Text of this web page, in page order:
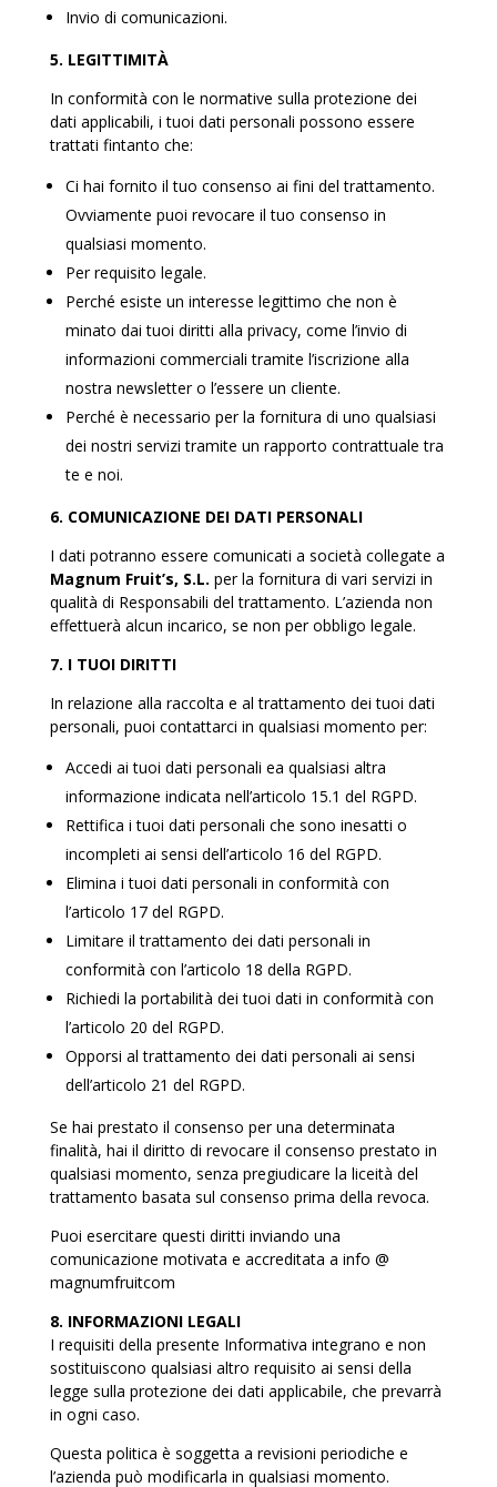
Invio di comunicazioni.
5. LEGITTIMITÀ
In conformità con le normative sulla protezione dei
dati applicabili, i tuoi dati personali possono essere
trattati fintanto che:
Ci hai fornito il tuo consenso ai fini del trattamento.
Ovviamente puoi revocare il tuo consenso in
qualsiasi momento.
Per requisito legale.
Perché esiste un interesse legittimo che non è
minato dai tuoi diritti alla privacy, come l’invio di
informazioni commerciali tramite l’iscrizione alla
nostra newsletter o l’essere un cliente.
Perché è necessario per la fornitura di uno qualsiasi
dei nostri servizi tramite un rapporto contrattuale tra
te e noi.
6. COMUNICAZIONE DEI DATI PERSONALI
I dati potranno essere comunicati a società collegate a
Magnum Fruit’s, S.L. per la fornitura di vari servizi in
qualità di Responsabili del trattamento. L’azienda non
effettuerà alcun incarico, se non per obbligo legale.
7. I TUOI DIRITTI
In relazione alla raccolta e al trattamento dei tuoi dati
personali, puoi contattarci in qualsiasi momento per:
Accedi ai tuoi dati personali ea qualsiasi altra
informazione indicata nell’articolo 15.1 del RGPD.
Rettifica i tuoi dati personali che sono inesatti o
incompleti ai sensi dell’articolo 16 del RGPD.
Elimina i tuoi dati personali in conformità con
l’articolo 17 del RGPD.
Limitare il trattamento dei dati personali in
conformità con l’articolo 18 della RGPD.
Richiedi la portabilità dei tuoi dati in conformità con
l’articolo 20 del RGPD.
Opporsi al trattamento dei dati personali ai sensi
dell’articolo 21 del RGPD.
Se hai prestato il consenso per una determinata
finalità, hai il diritto di revocare il consenso prestato in
qualsiasi momento, senza pregiudicare la liceità del
trattamento basata sul consenso prima della revoca.
Puoi esercitare questi diritti inviando una
comunicazione motivata e accreditata a info @
magnumfruitcom
8. INFORMAZIONI LEGALI
I requisiti della presente Informativa integrano e non
sostituiscono qualsiasi altro requisito ai sensi della
legge sulla protezione dei dati applicabile, che prevarrà
in ogni caso.
Questa politica è soggetta a revisioni periodiche e
l’azienda può modificarla in qualsiasi momento.